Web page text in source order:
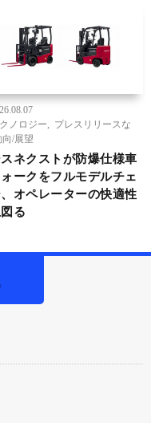
ノロジー
プレスリリースな
向/展望
ネクストが防爆仕様車
ークをフルモデルチェ
オペレーターの快適性
る